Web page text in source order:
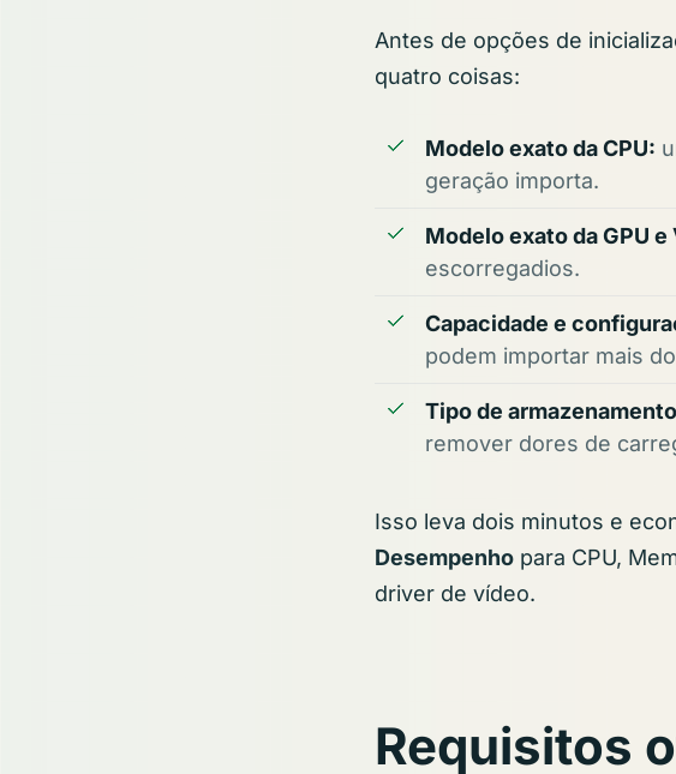
Antes de opções de
quatro coisas:
Modelo exato da CPU:
geração importa.
Modelo exato da GPU e
escorregadios.
Capacidade e
podem importar mais
Tipo de
remover dores de
Isso leva dois minutos e
Desempenho para CPU,
driver de vídeo.
Requisitos